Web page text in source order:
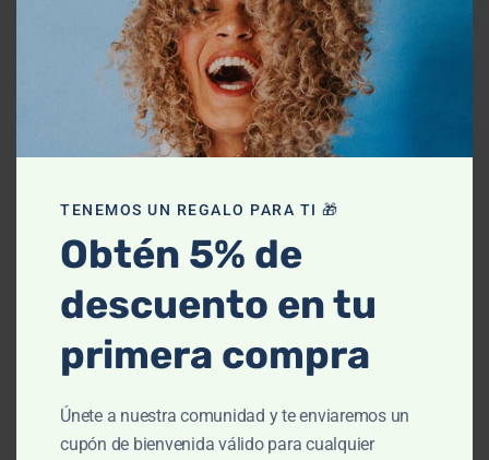
labios, aporta acción antioxidante y una alta
protección UVB/UVA.
Igualmente, contiene ingredientes antioxidantes
que ayudan a proteger los labios contra los
para unos labios suaves.
Modo de empleo
Aplica Protector Labial sobre los labios tantas
veces como consideres necesario.
ISDINFOTOPROTECTOR
TENEMOS UN REGALO PARA TI 🎁
Obtén 5% de
descuento en tu
primera compra
Únete a nuestra comunidad y te enviaremos un
cupón de bienvenida válido para cualquier